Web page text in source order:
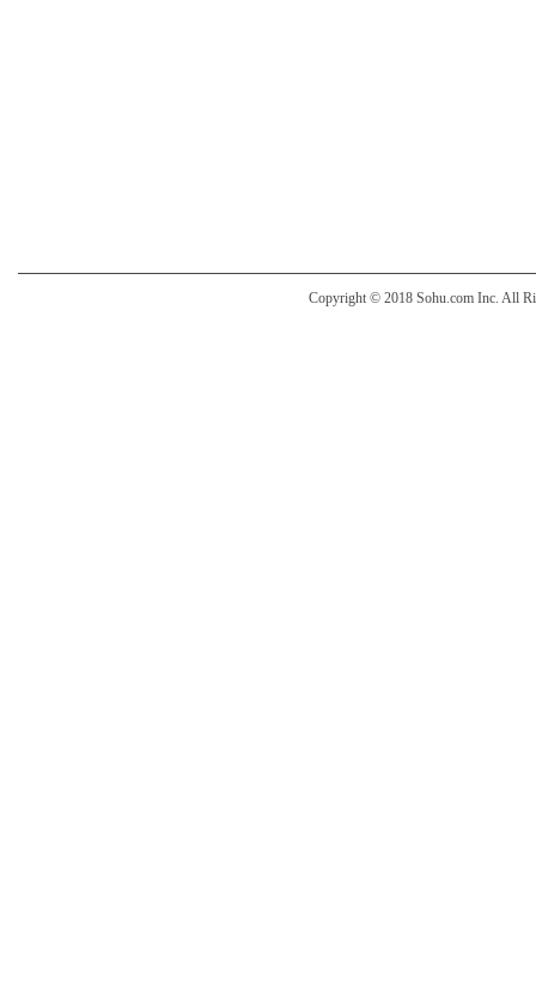
Copyright © 2018 Sohu.com Inc. All